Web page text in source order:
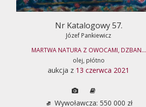
Nr Katalogowy 57.
Józef Pankiewicz
MARTWA NATURA Z OWOCAMI, DZBAN...
olej, płótno
aukcja z 13 czerwca 2021
Wywoławcza: 550 000 zł